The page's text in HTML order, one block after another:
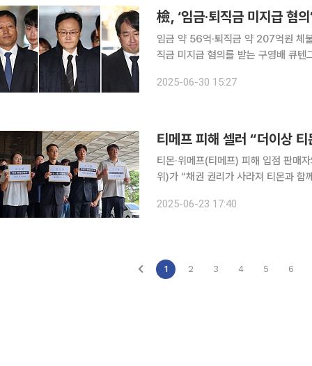
檢, ‘임금·퇴직금 미지급 혐
임금 약 56억·퇴직금 약 207억원 체불
직금 미지급 혐의를 받는 구영배 큐텐그룹
준법 위반, 근로자 퇴직 급여 보장법
2025-06-30 15:27
티메프 피해 셀러 “더이상
티몬·위메프(티메프) 피해 입점 판매
위)가 “채권 권리가 사라져 티몬과 함께 할 이유
기회로 면책되나 ‘모든 피해자’는 면
2025-06-23 17:40
1 2 3 4 5 6